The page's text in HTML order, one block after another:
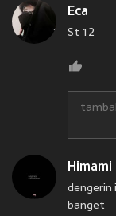
Eca
St 12
Himami
dengerin
banget